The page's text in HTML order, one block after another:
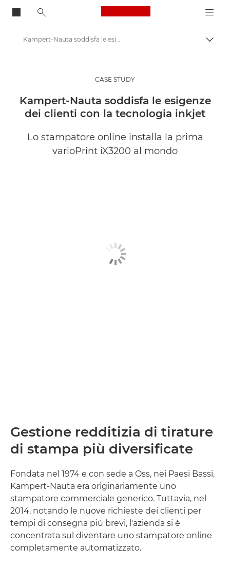
Canon Logo, back
Approfondimenti
Case study
Kampert-Nauta soddisfa le esigenze dei clienti con la tecnologia inkjet
CASE STUDY
Kampert-Nauta soddisfa le esigenze
dei clienti con la tecnologia inkjet
Lo stampatore online installa la prima
varioPrint iX3200 al mondo
Gestione redditizia di tirature
di stampa più diversificate
Fondata nel 1974 e con sede a Oss, nei Paesi Bassi,
Kampert-Nauta era originariamente uno
stampatore commerciale generico. Tuttavia, nel
2014, notando le nuove richieste dei clienti per
tempi di consegna più brevi, l'azienda si è
concentrata sul diventare uno stampatore online
completamente automatizzato.